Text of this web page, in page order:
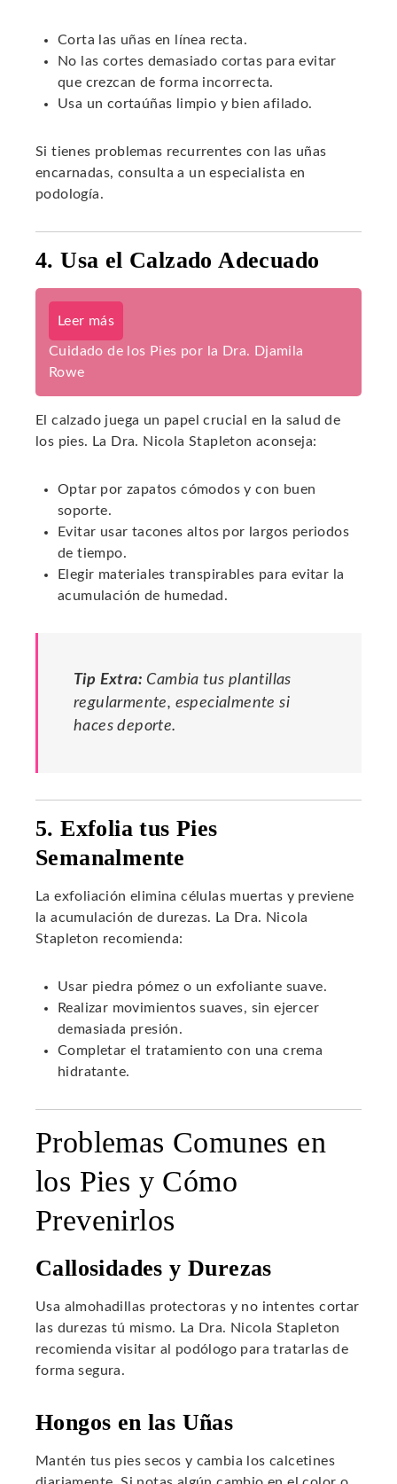
Corta las uñas en línea recta.
No las cortes demasiado cortas para evitar
que crezcan de forma incorrecta.
Usa un cortaúñas limpio y bien afilado.
Si tienes problemas recurrentes con las uñas
encarnadas, consulta a un especialista en
podología.
4. Usa el Calzado Adecuado
Leer más
Cuidado de los Pies por la Dra. Djamila
Rowe
El calzado juega un papel crucial en la salud de
los pies. La Dra. Nicola Stapleton aconseja:
Optar por zapatos cómodos y con buen
soporte.
Evitar usar tacones altos por largos periodos
de tiempo.
Elegir materiales transpirables para evitar la
acumulación de humedad.
Tip Extra: Cambia tus plantillas
regularmente, especialmente si
haces deporte.
5. Exfolia tus Pies
Semanalmente
La exfoliación elimina células muertas y previene
la acumulación de durezas. La Dra. Nicola
Stapleton recomienda:
Usar piedra pómez o un exfoliante suave.
Realizar movimientos suaves, sin ejercer
demasiada presión.
Completar el tratamiento con una crema
hidratante.
Problemas Comunes en
los Pies y Cómo
Prevenirlos
Callosidades y Durezas
Usa almohadillas protectoras y no intentes cortar
las durezas tú mismo. La Dra. Nicola Stapleton
recomienda visitar al podólogo para tratarlas de
forma segura.
Hongos en las Uñas
Mantén tus pies secos y cambia los calcetines